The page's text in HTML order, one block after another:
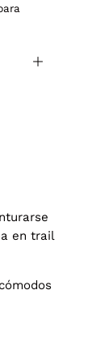
en trail